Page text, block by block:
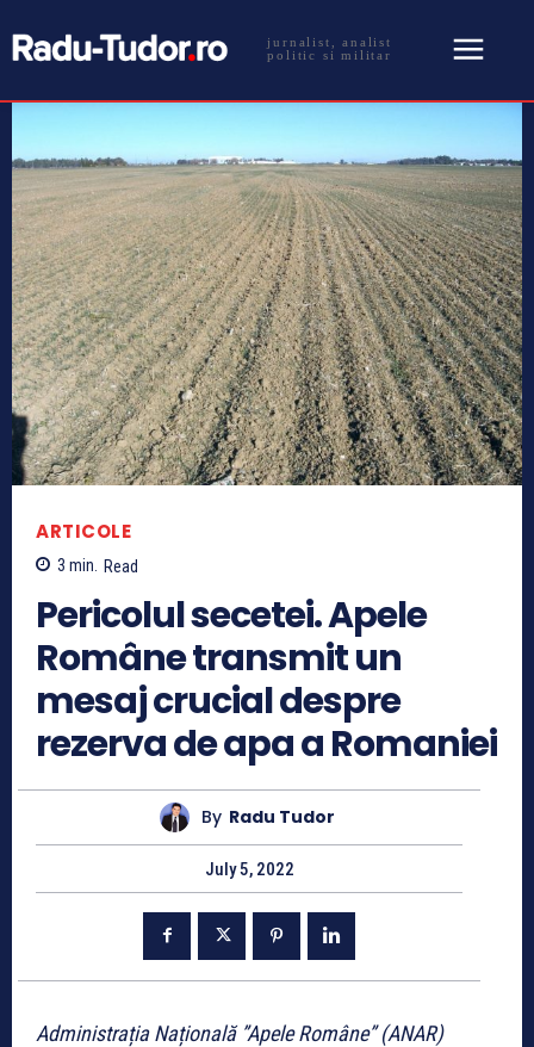
jurnalist, analist
politic si militar
ARTICOLE
3 min. Read
Pericolul secetei. Apele
Române transmit un
mesaj crucial despre
rezerva de apa a Romaniei
By Radu Tudor
July 5, 2022
Administrația Națională ”Apele Române” (ANAR)